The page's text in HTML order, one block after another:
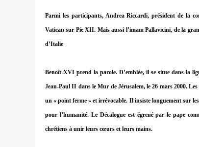
Parmi les participants, Andrea Riccardi, président de la
Vatican sur Pie XII. Mais aussi l’imam Pallavicini, de la
d’Italie
Benoît XVI prend la parole. D’emblée, il se situe dans la
Jean-Paul II dans le Mur de Jérusalem, le 26 mars 2000.
un « point ferme » et irrévocable. Il insiste longuement sur
pour l’humanité. Le Décalogue est égrené par le pape
chrétiens à unir leurs cœurs et leurs mains.